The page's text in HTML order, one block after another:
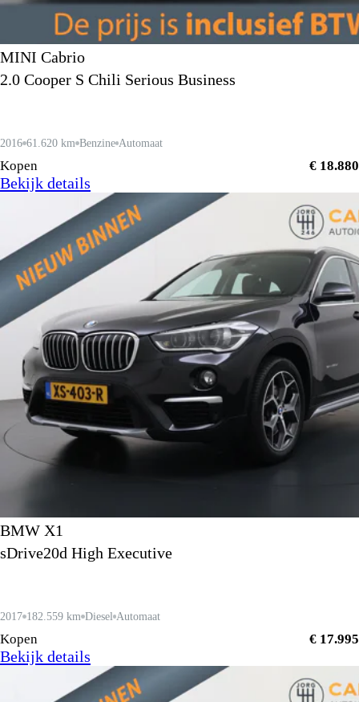
MINI Cabrio
2.0 Cooper S Chili Serious Business
2016 61.620 km Benzine Automaat
Kopen € 18.880
Bekijk details
BMW X1
sDrive20d High Executive
2017 182.559 km Diesel Automaat
Kopen € 17.995
Bekijk details